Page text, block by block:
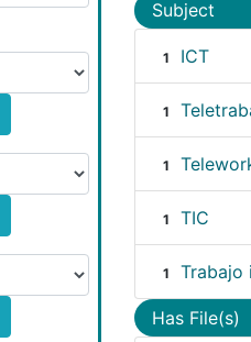
Subject
1 ICT
1
1
1 TIC
1 Trabajo
Has File(s)